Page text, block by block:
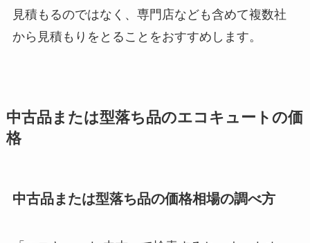
見積もるのではなく、専門店なども含めて複数社
から見積もりをとることをおすすめします。
中古品または型落ち品のエコキュートの価
格
中古品または型落ち品の価格相場の調べ方